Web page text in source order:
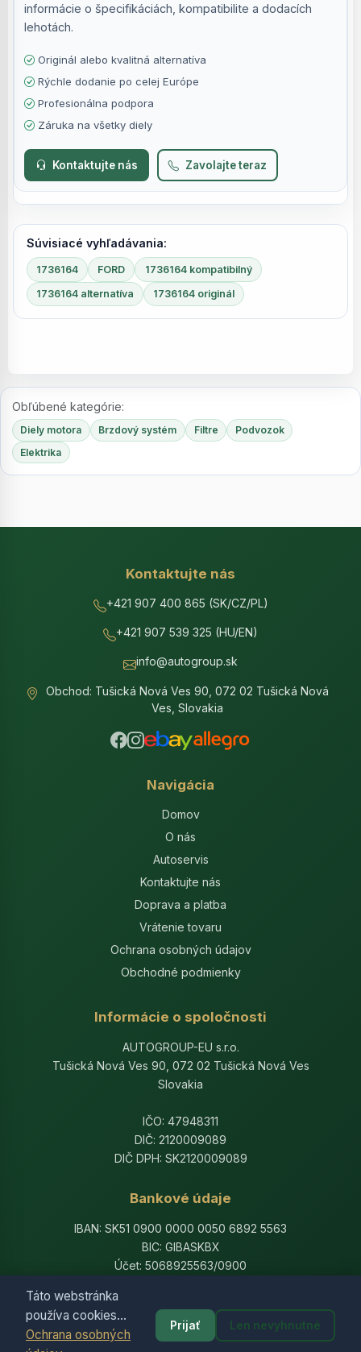
Táto webstránka
používa cookies...
Ochrana osobných
Prijať Len nevyhnutné
informácie o špecifikáciách, kompatibilite a dodacích
lehotách.
Originál alebo kvalitná alternatíva
Rýchle dodanie po celej Európe
Profesionálna podpora
Záruka na všetky diely
Kontaktujte nás Zavolajte teraz
Súvisiacé vyhľadávania:
1736164 FORD 1736164 kompatibilný
1736164 alternatíva 1736164 originál
Obľúbené kategórie:
Diely motora Brzdový systém Filtre
Podvozok
Elektrika
Kontaktujte nás
+421 907 400 865 (SK/CZ/PL)
+421 907 539 325 (HU/EN)
info@autogroup.sk
Obchod: Tušická Nová Ves 90, 072 02 Tušická Nová
Ves, Slovakia
Navigácia
Domov
O nás
Autoservis
Kontaktujte nás
Doprava a platba
Vrátenie tovaru
Ochrana osobných údajov
Obchodné podmienky
Informácie o spoločnosti
AUTOGROUP-EU s.r.o.
Tušická Nová Ves 90, 072 02 Tušická Nová Ves
Slovakia
IČO: 47948311
DIČ: 2120009089
DIČ DPH: SK2120009089
Bankové údaje
IBAN: SK51 0900 0000 0050 6892 5563
BIC: GIBASKBX
Účet: 5068925563/0900